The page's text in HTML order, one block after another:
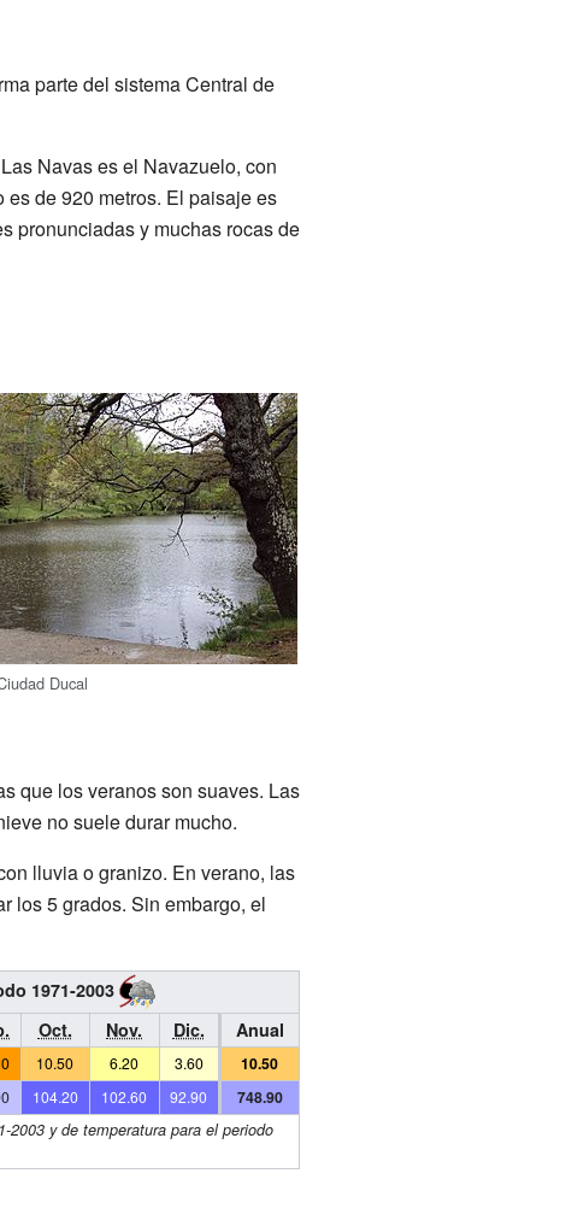
parte del sistema Central de
Navas es el Navazuelo, con
de 920 metros. El paisaje es
pronunciadas y muchas rocas de
Ducal
que los veranos son suaves. Las
no suele durar mucho.
lluvia o granizo. En verano, las
los 5 grados. Sin embargo, el
1971-2003
Oct. Nov. Dic.
Anual
10.50 6.20 3.60 10.50
104.20 102.60 92.90
748.90
2003 y de temperatura para el periodo